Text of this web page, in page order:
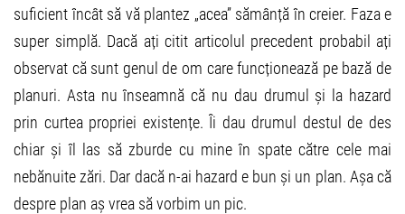
suficient încât să vă plantez „acea” sămânță în creier. Faza e
super simplă. Dacă ați citit articolul precedent probabil ați
observat că sunt genul de om care funcționează pe bază de
planuri. Asta nu înseamnă că nu dau drumul și la hazard
prin curtea propriei existențe. Îi dau drumul destul de des
chiar și îl las să zburde cu mine în spate către cele mai
nebănuite zări. Dar dacă n-ai hazard e bun și un plan. Așa că
despre plan aș vrea să vorbim un pic.